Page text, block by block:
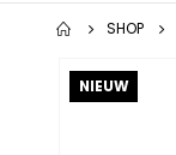
SHOP
NIEUW